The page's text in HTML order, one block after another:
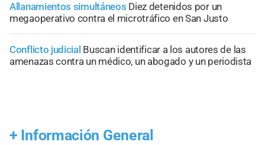
Allanamientos simultáneos Diez detenidos por un
megaoperativo contra el microtráfico en San Justo
Conflicto judicial Buscan identificar a los autores de las
amenazas contra un médico, un abogado y un periodista
+ Información General